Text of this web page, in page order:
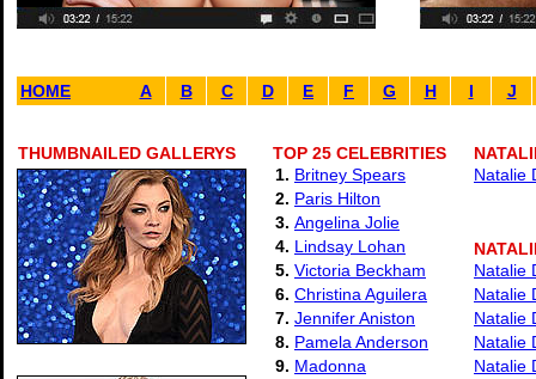
HOME A B C D E F G H I J
THUMBNAILED GALLERYS
TOP 25 CELEBRITIES
1. Britney Spears
2. Paris Hilton
3. Angelina Jolie
4. Lindsay Lohan
5. Victoria Beckham
6. Christina Aguilera
7. Jennifer Aniston
8. Pamela Anderson
9. Madonna
Natalie
Natalie
Natalie
Natalie
Natalie
Natalie